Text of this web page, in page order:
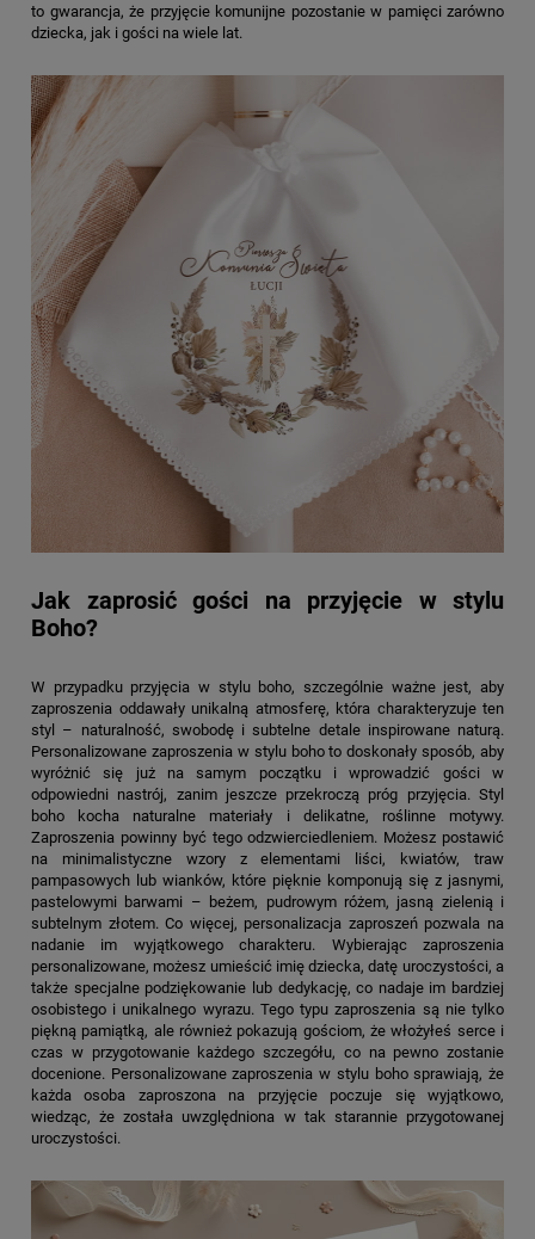
to gwarancja, że przyjęcie komunijne pozostanie w pamięci zarówno
dziecka, jak i gości na wiele lat.
Jak zaprosić gości na przyjęcie w stylu
Boho?
W przypadku przyjęcia w stylu boho, szczególnie ważne jest, aby
zaproszenia oddawały unikalną atmosferę, która charakteryzuje ten
styl – naturalność, swobodę i subtelne detale inspirowane naturą.
Personalizowane zaproszenia w stylu boho to doskonały sposób, aby
wyróżnić się już na samym początku i wprowadzić gości w
odpowiedni nastrój, zanim jeszcze przekroczą próg przyjęcia. Styl
boho kocha naturalne materiały i delikatne, roślinne motywy.
Zaproszenia powinny być tego odzwierciedleniem. Możesz postawić
na minimalistyczne wzory z elementami liści, kwiatów, traw
pampasowych lub wianków, które pięknie komponują się z jasnymi,
pastelowymi barwami – beżem, pudrowym różem, jasną zielenią i
subtelnym złotem. Co więcej, personalizacja zaproszeń pozwala na
nadanie im wyjątkowego charakteru. Wybierając zaproszenia
personalizowane, możesz umieścić imię dziecka, datę uroczystości, a
także specjalne podziękowanie lub dedykację, co nadaje im bardziej
osobistego i unikalnego wyrazu. Tego typu zaproszenia są nie tylko
piękną pamiątką, ale również pokazują gościom, że włożyłeś serce i
czas w przygotowanie każdego szczegółu, co na pewno zostanie
docenione. Personalizowane zaproszenia w stylu boho sprawiają, że
każda osoba zaproszona na przyjęcie poczuje się wyjątkowo,
wiedząc, że została uwzględniona w tak starannie przygotowanej
uroczystości.